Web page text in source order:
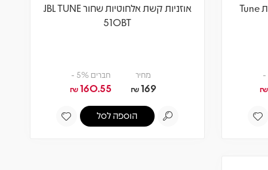
ג'י בי אל - JBL אוזניות אלחוטיות Tune
₪
אוזניות קשת אלחוטיות שחור JBL TUNE
510BT
מחיר
169
₪
חברים 5% -
160.55
₪
הוספה לסל